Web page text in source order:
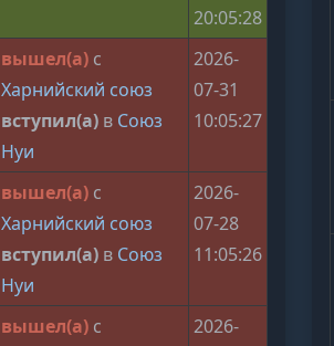
20:05:28
вышел(а)с
Харнийский союз
вступил(а)в Союз
Нуи
2026-
07-31
10:05:27
вышел(а)с
Харнийский союз
вступил(а)в Союз
Нуи
2026-
07-28
11:05:26
вышел(а)с
2026-